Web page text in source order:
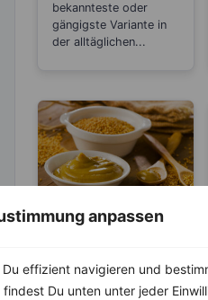
anpassen
effizient navigieren und
Du unten unter jeder
bekannteste oder
gängigste Variante in
der alltäglichen...
KRÄUTER & GEWÜRZE
antibakteriell,
entzündungshem
Bereits die Griechen